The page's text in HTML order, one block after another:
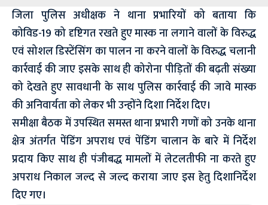
जिला पुलिस अधीक्षक ने थाना प्रभारियों को बताया कि
कोविड-19 को दृष्टिगत रखते हुए मास्क ना लगाने वालों के विरुद्ध
एवं सोशल डिस्टेंसिंग का पालन ना करने वालों के विरुद्ध चलानी
कार्रवाई की जाए इसके साथ ही कोरोना पीड़ितों की बढ़ती संख्या
को देखते हुए सावधानी के साथ पुलिस कार्रवाई की जावे मास्क
की अनिवार्यता को लेकर भी उन्होंने दिशा निर्देश दिए।
समीक्षा बैठक में उपस्थित समस्त थाना प्रभारी गणों को उनके थाना
क्षेत्र अंतर्गत पेंडिंग अपराध एवं पेंडिंग चालान के बारे में निर्देश
प्रदाय किए साथ ही पंजीबद्ध मामलों में लेटलतीफी ना करते हुए
अपराध निकाल जल्द से जल्द कराया जाए इस हेतु दिशानिर्देश
दिए गए।